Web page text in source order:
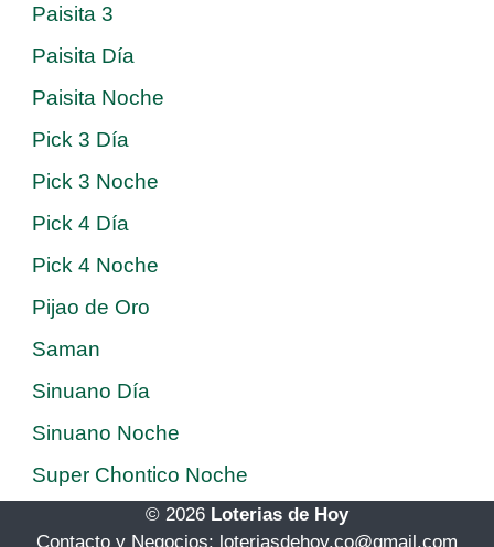
Paisita 3
Paisita Día
Paisita Noche
Pick 3 Día
Pick 3 Noche
Pick 4 Día
Pick 4 Noche
Pijao de Oro
Saman
Sinuano Día
Sinuano Noche
Super Chontico Noche
© 2026 Loterias de Hoy
Contacto y Negocios: loteriasdehoy.co@gmail.com